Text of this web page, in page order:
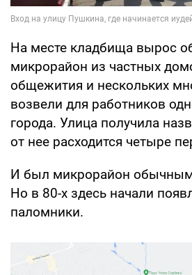
На месте кладбища вырос
микрорайон из частных
общежития и нескольких
возвели для работников
города. Улица получила
от нее расходится четыре
И был микрорайон
Но в 80-х здесь начали
паломники.